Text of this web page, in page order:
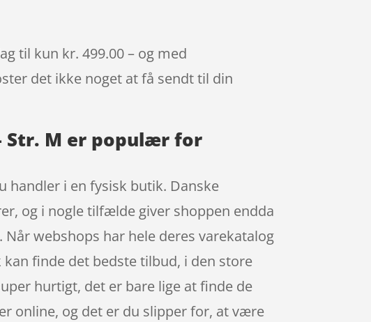
til kun kr. 499.00 – og med
det ikke noget at få sendt til din
Str. M er populær for
handler i en fysisk butik. Danske
og i nogle tilfælde giver shoppen endda
webshops har hele deres varekatalog
finde det bedste tilbud, i den store
hurtigt, det er bare lige at finde de
online, og det er du slipper for, at være